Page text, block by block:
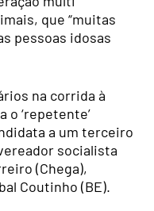
que “muitas
pessoas idosas
na corrida à
o ‘repetente’
a um terceiro
socialista
(Chega),
Coutinho (BE).